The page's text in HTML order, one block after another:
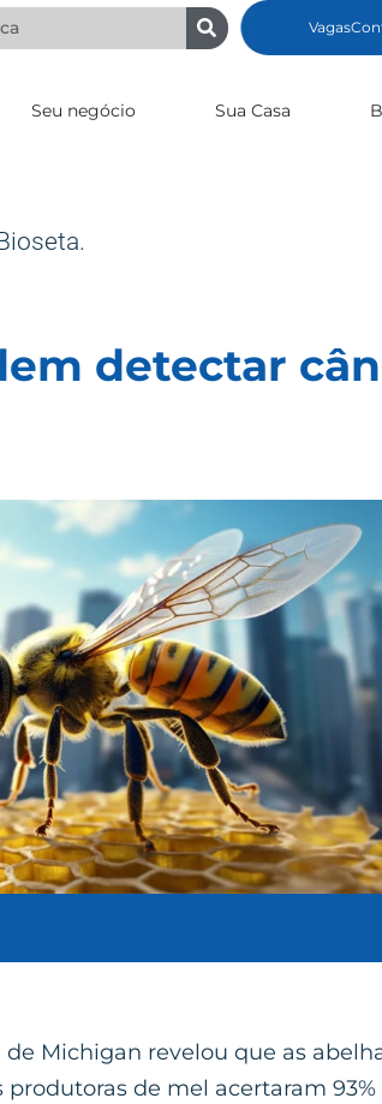
Vagas
Seu negócio Sua Casa
detectar
Michigan revelou que as
de mel acertaram 93%